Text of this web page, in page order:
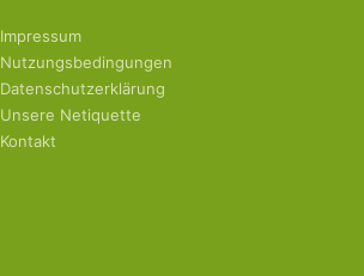
Impressum
Nutzungsbedingungen
Datenschutzerklärung
Unsere Netiquette
Kontakt